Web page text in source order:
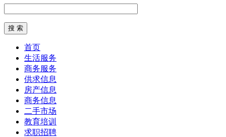
首页
生活服务
商务服务
供求信息
房产信息
商务信息
二手市场
教育培训
求职招聘